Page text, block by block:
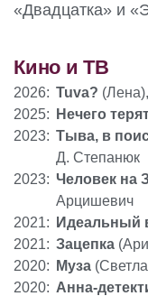
«Двадцатка» и
Кино и ТВ
2026: Tuva?
2025:
Нечего
2023: Тыва, в
Д. Степанюк
2023: Человек на
Арцишевич
2021:
Идеальный
2021: Зацепка
2020:
Муза
2020: Анна-